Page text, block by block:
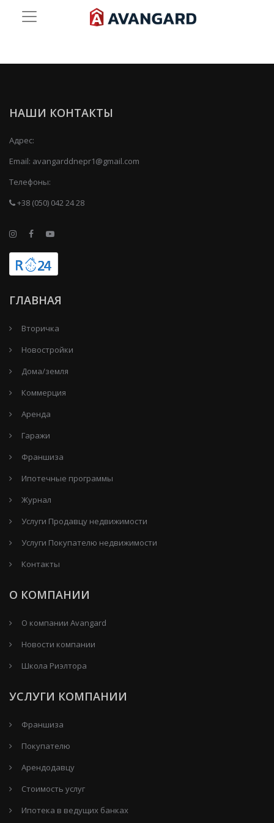
НАШИ КОНТАКТЫ
Адрес:
Email: avangarddnepr1@gmail.com
Телефоны:
+38 (050) 042 24 28
ГЛАВНАЯ
Вторичка
Новостройки
Дома/земля
Коммерция
Аренда
Гаражи
Франшиза
Ипотечные программы
Журнал
Услуги Продавцу недвижимости
Услуги Покупателю недвижимости
Контакты
О КОМПАНИИ
О компании Avangard
Новости компании
Школа Риэлтора
УСЛУГИ КОМПАНИИ
Франшиза
Покупателю
Арендодавцу
Стоимость услуг
Ипотека в ведущих банках